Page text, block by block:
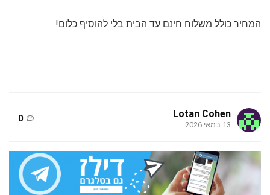
המחיר כולל משלוח חינם עד הבית בלי להוסיף כלום!
Lotan Cohen
13 במאי 2026
0